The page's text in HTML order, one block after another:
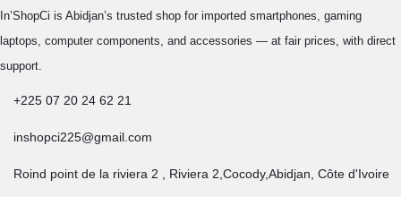
In’ShopCi is Abidjan’s trusted shop for imported smartphones, gaming
laptops, computer components, and accessories — at fair prices, with direct
support.
+225 07 20 24 62 21
inshopci225@gmail.com
Roind point de la riviera 2 , Riviera 2,Cocody,Abidjan, Côte d'Ivoire